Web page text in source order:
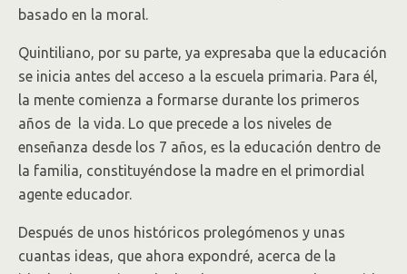
basado en la moral.
Quintiliano, por su parte, ya expresaba que la educación
se inicia antes del acceso a la escuela primaria. Para él,
la mente comienza a formarse durante los primeros
años de la vida. Lo que precede a los niveles de
enseñanza desde los 7 años, es la educación dentro de
la familia, constituyéndose la madre en el primordial
agente educador.
Después de unos históricos prolegómenos y unas
cuantas ideas, que ahora expondré, acerca de la